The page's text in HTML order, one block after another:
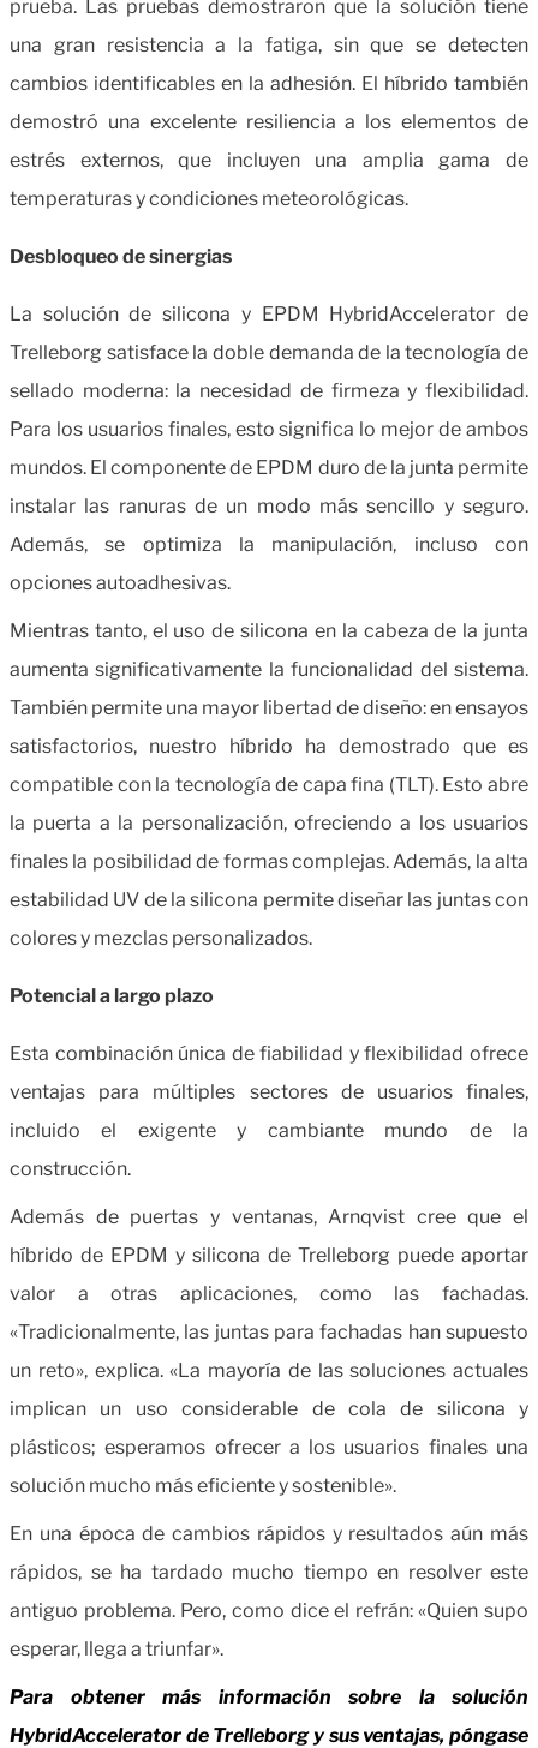
prueba. Las pruebas demostraron que la solución tiene
una gran resistencia a la fatiga, sin que se detecten
cambios identificables en la adhesión. El híbrido también
demostró una excelente resiliencia a los elementos de
estrés externos, que incluyen una amplia gama de
temperaturas y condiciones meteorológicas.
Desbloqueo de sinergias
La solución de silicona y EPDM HybridAccelerator de
Trelleborg satisface la doble demanda de la tecnología de
sellado moderna: la necesidad de firmeza y flexibilidad.
Para los usuarios finales, esto significa lo mejor de ambos
mundos. El componente de EPDM duro de la junta permite
instalar las ranuras de un modo más sencillo y seguro.
Además, se optimiza la manipulación, incluso con
opciones autoadhesivas.
Mientras tanto, el uso de silicona en la cabeza de la junta
aumenta significativamente la funcionalidad del sistema.
También permite una mayor libertad de diseño: en ensayos
satisfactorios, nuestro híbrido ha demostrado que es
compatible con la tecnología de capa fina (TLT). Esto abre
la puerta a la personalización, ofreciendo a los usuarios
finales la posibilidad de formas complejas. Además, la alta
estabilidad UV de la silicona permite diseñar las juntas con
colores y mezclas personalizados.
Potencial a largo plazo
Esta combinación única de fiabilidad y flexibilidad ofrece
ventajas para múltiples sectores de usuarios finales,
incluido el exigente y cambiante mundo de la
construcción.
Además de puertas y ventanas, Arnqvist cree que el
híbrido de EPDM y silicona de Trelleborg puede aportar
valor a otras aplicaciones, como las fachadas.
«Tradicionalmente, las juntas para fachadas han supuesto
un reto», explica. «La mayoría de las soluciones actuales
implican un uso considerable de cola de silicona y
plásticos; esperamos ofrecer a los usuarios finales una
solución mucho más eficiente y sostenible».
En una época de cambios rápidos y resultados aún más
rápidos, se ha tardado mucho tiempo en resolver este
antiguo problema. Pero, como dice el refrán: «Quien supo
esperar, llega a triunfar».
Para obtener más información sobre la solución
HybridAccelerator de Trelleborg y sus ventajas, póngase